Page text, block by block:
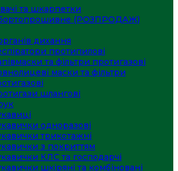
та шкарпетки
бортопрошивне (РОЗПРОДАЖ)
дихання
протипилові
та фільтри протигазові
маски та фільтри
шлангові
одноразові
трикотажні
з покриттям
КЛС та господарчі
шкіряні та комбіновані